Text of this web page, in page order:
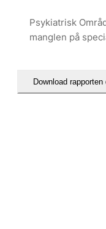
Psykiatrisk
manglen på
Download
Download